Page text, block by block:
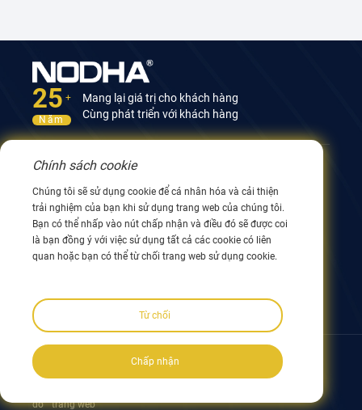
25 +
Năm
Mang lại giá trị cho khách hàng
Cùng phát triển với khách hàng
Liên hệ với chúng tôi
Tòa nhà 12, số 9 Đường Xingyang, Vô Tích 214082,
Giang Tô, Trung Quốc
0086 510 8580 8562
0086 152 5144 1199
Theo dõi chúng tôi:
Bản quyền ©2023 NODHA Industrial Co.,Ltd. Bảo lưu mọi quyền Sơ
đồ trang web
Chính sách cookie
Chúng tôi sẽ sử dụng cookie để cá nhân hóa và cải thiện
trải nghiệm của bạn khi sử dụng trang web của chúng tôi.
Bạn có thể nhấp vào nút chấp nhận và điều đó sẽ được coi
là bạn đồng ý với việc sử dụng tất cả các cookie có liên
quan hoặc bạn có thể từ chối trang web sử dụng cookie.
Từ chối
Chấp nhận